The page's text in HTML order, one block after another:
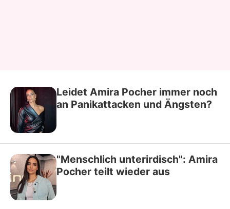
Leidet Amira Pocher immer noch
an Panikattacken und Ängsten?
"Menschlich unterirdisch": Amira
Pocher teilt wieder aus